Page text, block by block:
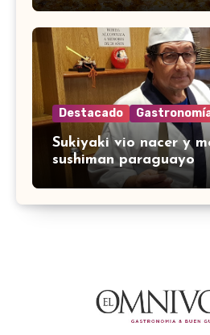
Destacado
Sukiyaki vio nacer y
sushiman paraguayo